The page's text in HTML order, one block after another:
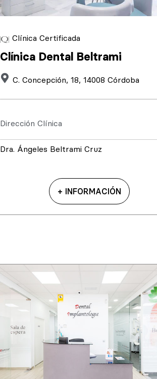
Clínica Certificada
Clínica Dental Beltrami
C. Concepción, 18, 14008 Córdoba
Dirección Clínica
Dra. Ángeles Beltrami Cruz
+ INFORMACIÓN